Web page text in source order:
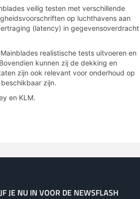
veilig testen met verschillende
op luchthavens aan
(latency) in gegevensoverdracht
realistische tests uitvoeren en
kunnen zij de dekking en
zijn ook relevant voor onderhoud op
zijn.
en KLM.
JE NU IN VOOR DE NEWSFLASH